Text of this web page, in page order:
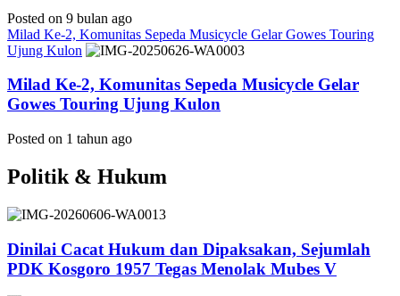
Posted on 9 bulan ago
Milad Ke-2, Komunitas Sepeda Musicycle Gelar Gowes Touring
Ujung Kulon
Milad Ke-2, Komunitas Sepeda Musicycle Gelar
Gowes Touring Ujung Kulon
Posted on 1 tahun ago
Politik & Hukum
Dinilai Cacat Hukum dan Dipaksakan, Sejumlah
PDK Kosgoro 1957 Tegas Menolak Mubes V